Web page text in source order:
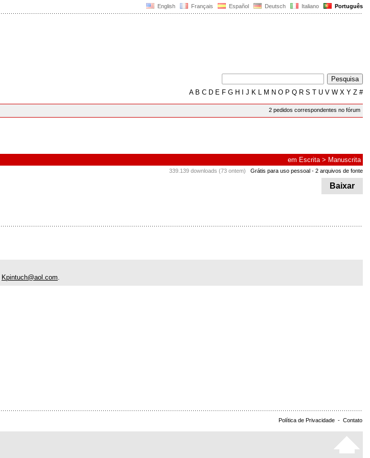
English Français Español Deutsch Italiano Português
AB C D E F G H J K L M N O P Q R S T U V W X Y Z #
2 pedidos correspondentes no fórum
em Escrita> Manuscrita
339.139 downloads (73 ontem) Grátis para uso pessoal - 2 arquivos de fonte
Baixar
Kpintuch@aol.com
Política de Privacidade - Contato